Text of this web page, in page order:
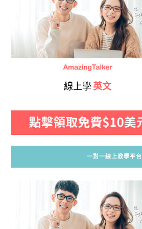
線上學 英文
一對一線上教學平台